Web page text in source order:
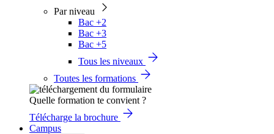
Par niveau
Bac +2
Bac +3
Bac +5
Tous les niveaux
Toutes les formations
Quelle formation te convient ?
Télécharge la brochure
Campus